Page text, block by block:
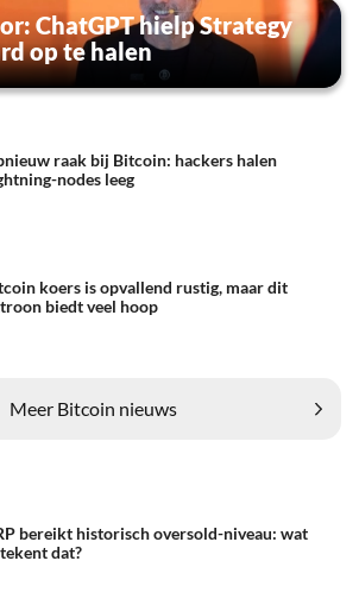
ChatGPT hielp Strategy
op te halen
raak bij Bitcoin: hackers halen
nodes leeg
koers is opvallend rustig, maar dit
biedt veel hoop
Meer Bitcoin nieuws
bereikt historisch oversold-niveau: wat
dat?